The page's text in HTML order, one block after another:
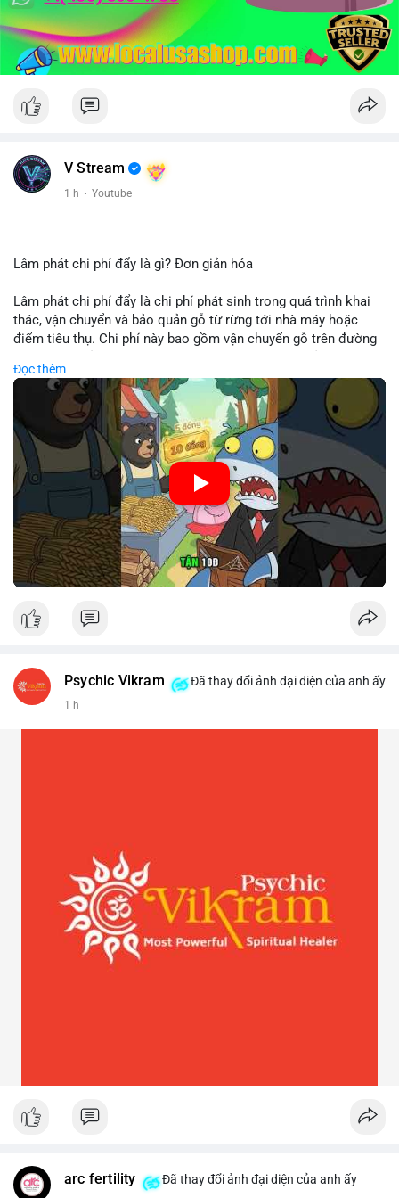
V Stream
1 h · Youtube
Lâm phát chi phí đẩy là gì? Đơn giản hóa
Lâm phát chi phí đẩy là chi phí phát sinh trong quá trình khai
thác, vận chuyển và bảo quản gỗ từ rừng tới nhà máy hoặc
điểm tiêu thụ. Chi phí này bao gồm vận chuyển gỗ trên đường
điều kiện địa hình. Việc hiểu rõ chi phí đẩy giúp doanh nghiệp
lâm nghiệp tối ưu hoá chuỗi cung ứng và kiểm soát lợi nhuận.
🎥 Xem video trực tiếp tại:
Nguồn: Cú Thông Thái
Đọc thêm
Psychic Vikram Đã thay đổi ảnh đại diện của anh ấy
1 h
arc fertility Đã thay đổi ảnh đại diện của anh ấy